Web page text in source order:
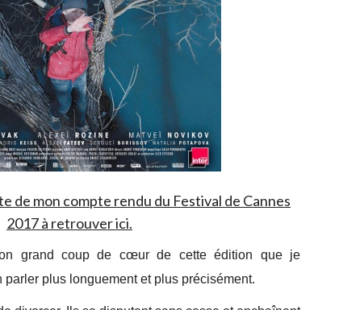
de mon compte rendu du Festival de Cannes
2017 à retrouver ici.
grand coup de cœur de cette édition que je
parler plus longuement et plus précisément.